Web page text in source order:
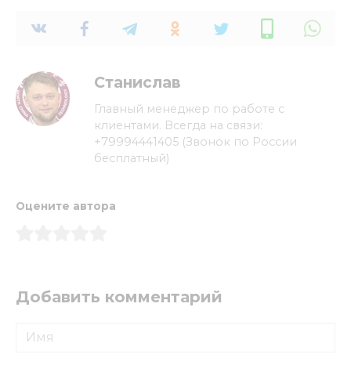
Станислав
Главный менеджер по работе с
клиентами. Всегда на связи:
+79994441405 (Звонок по России
бесплатный)
Оцените автора
Добавить комментарий
Имя